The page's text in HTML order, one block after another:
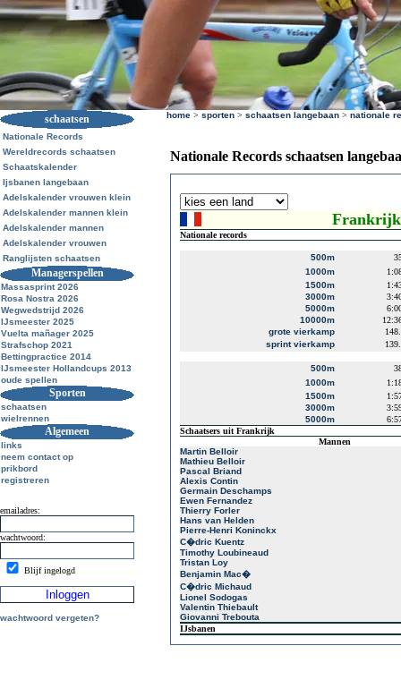
schaatsen
Nationale Records
Wereldrecords schaatsen
Schaatskalender
Ijsbanen langebaan
Adelskalender vrouwen klein
Adelskalender mannen klein
Adelskalender mannen
Adelskalender vrouwen
Ranglijsten schaatsen
Managerspellen
Massasprint 2026
Rosa Nostra 2026
Wegwedstrijd 2026
IJsmeester 2025
Vuelta mañager 2025
Strafschop 2021
Bettingpractice 2014
IJsmeester Hollandcups 2013
oude spellen
Sporten
schaatsen
wielrennen
Algemeen
links
neem contact op
prikbord
registreren
emailadres:
wachtwoord:
Blijf ingelogd
wachtwoord vergeten?
home > sporten > schaatsen langebaan > nationale
Nationale Records schaatsen
Frankrijk
Nationale records
500m
1000m
1500m
3000m
5000m
10000m
grote vierkamp
sprint vierkamp
500m
1000m
1500m
3000m
5000m
Schaatsers uit Frankrijk
Mannen
Martin Belloir
Mathieu Belloir
Pascal Briand
Alexis Contin
Germain Deschamps
Ewen Fernandez
Thierry Forler
Hans van Helden
Pierre-Henri Koninckx
C�dric Kuentz
Timothy Loubineaud
Tristan Loy
Benjamin Mac�
C�dric Michaud
Lionel Sodogas
Valentin Thiebault
Giovanni Trebouta
IJsbanen